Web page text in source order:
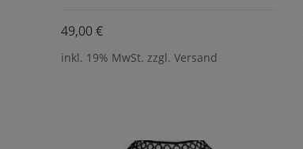
49,00€
inkl. 19% MwSt. zzgl. Versand